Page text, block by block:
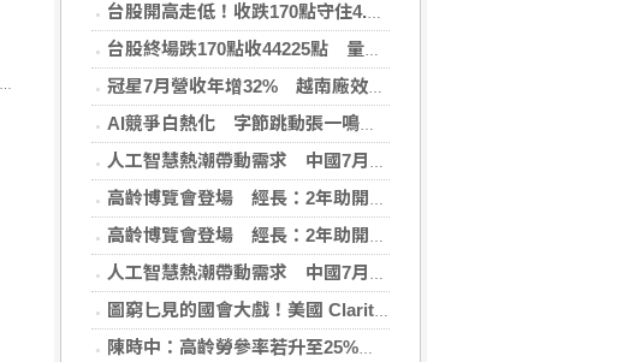
台股開高走低！收跌170點守住4.4萬
台股終場跌170點收44225點 量縮失守季線
冠星7月營收年增32% 越南廠效益暢旺帶動雙位數成長
AI競爭白熱化 字節跳動張一鳴喊「拒絕蒸餾」
人工智慧熱潮帶動需求 中國7月出口年增23.9%
高齡博覽會登場 經長：2年助開發279項高齡科技產品
高齡博覽會登場 經長：2年助開發279項高齡科技產品
人工智慧熱潮帶動需求 中國7月出口年增23.9%
圖窮匕見的國會大戲！美國 Clarity Act 臨陣撤退，對比特幣與市場意味著什麼？
陳時中：高齡勞參率若升至25% 可增70萬勞動人口